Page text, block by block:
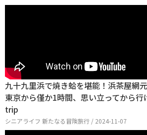
九十九里浜で焼き蛤を堪能！浜茶屋網
東京から僅か1時間、思い立ってから行
trip
シニアライフ 新たなる冒険旅行 / 2024-11-07